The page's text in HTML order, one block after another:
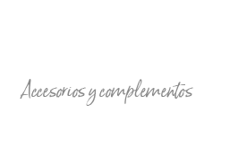
Accesorios y complementos